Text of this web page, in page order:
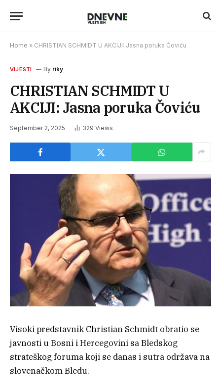
Home » CHRISTIAN SCHMIDT U AKCIJI: Jasna poruka Čoviću
VIJESTI By riky
CHRISTIAN SCHMIDT U
AKCIJI: Jasna poruka Čoviću
September 2, 2025 329 Views
Visoki predstavnik Christian Schmidt obratio se
javnosti u Bosni i Hercegovini sa Bledskog
strateškog foruma koji se danas i sutra održava na
slovenačkom Bledu.